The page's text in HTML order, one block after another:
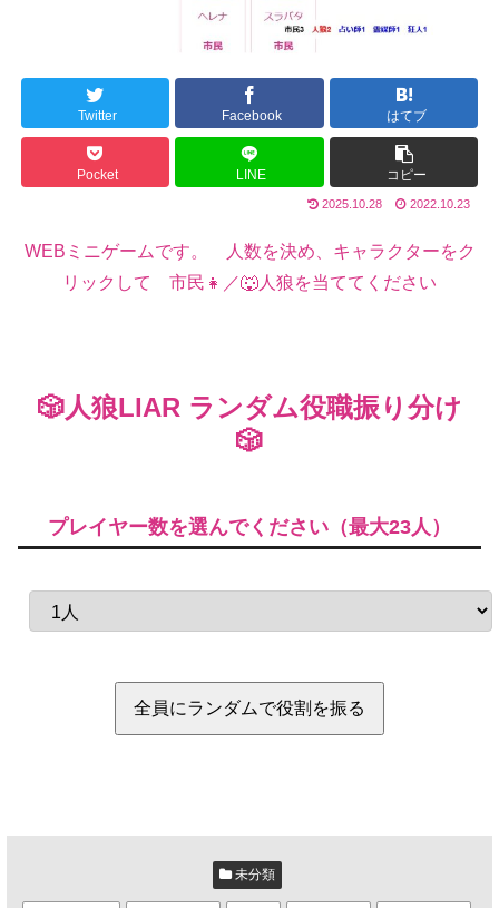
Twitter Facebook はてブ
Pocket LINE コピー
2025.10.28 2022.10.23
WEBミニゲームです。 人数を決め、キャラクターをク
リックして 市民👧／🐺人狼を当ててください
🎲人狼LIAR ランダム役職振り分け
🎲
プレイヤー数を選んでください（最大23人）
全員にランダムで役割を振る
未分類